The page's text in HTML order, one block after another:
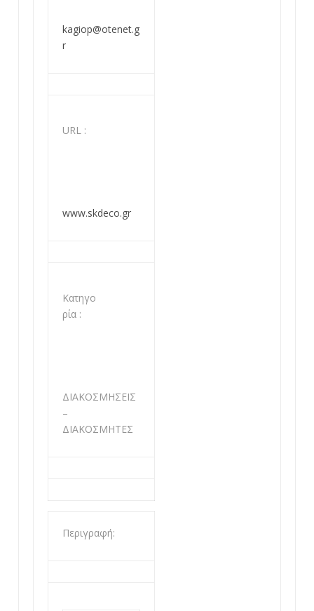
kagiop@otenet.g
r
URL :
www.skdeco.gr
Κατηγο
ρία :
ΔΙΑΚΟΣΜΗΣΕΙΣ
–
ΔΙΑΚΟΣΜΗΤΕΣ
Περιγραφή: